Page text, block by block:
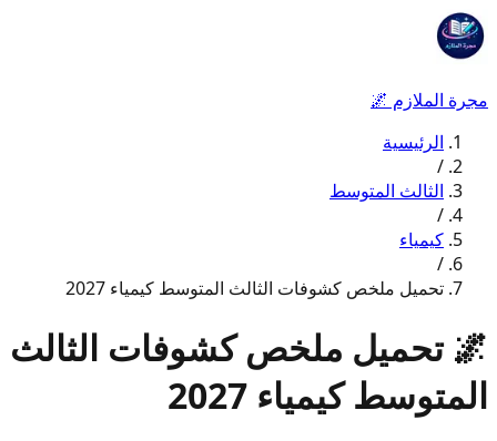
مجرة الملازم 🌌
الرئيسية
/
الثالث المتوسط
/
كيمياء
/
تحميل ملخص كشوفات الثالث المتوسط كيمياء 2027
🌌 تحميل ملخص كشوفات الثالث
المتوسط كيمياء 2027